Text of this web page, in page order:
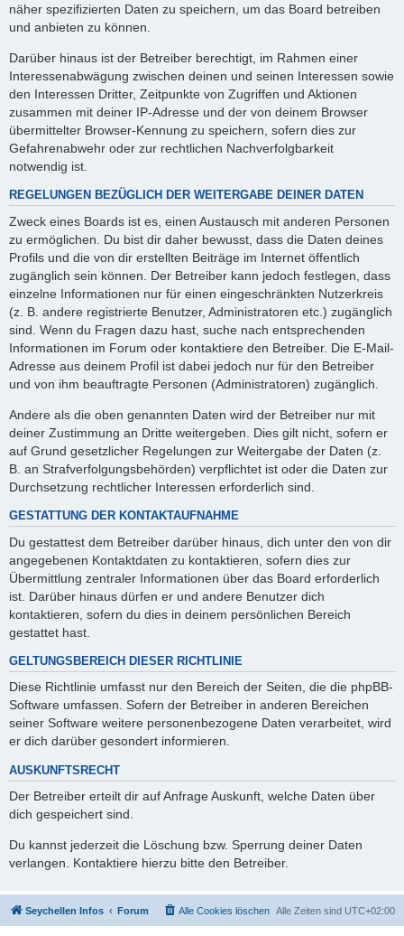
näher spezifizierten Daten zu speichern, um das Board betreiben
und anbieten zu können.
Darüber hinaus ist der Betreiber berechtigt, im Rahmen einer
Interessenabwägung zwischen deinen und seinen Interessen sowie
den Interessen Dritter, Zeitpunkte von Zugriffen und Aktionen
zusammen mit deiner IP-Adresse und der von deinem Browser
übermittelter Browser-Kennung zu speichern, sofern dies zur
Gefahrenabwehr oder zur rechtlichen Nachverfolgbarkeit
notwendig ist.
REGELUNGEN BEZÜGLICH DER WEITERGABE DEINER DATEN
Zweck eines Boards ist es, einen Austausch mit anderen Personen
zu ermöglichen. Du bist dir daher bewusst, dass die Daten deines
Profils und die von dir erstellten Beiträge im Internet öffentlich
zugänglich sein können. Der Betreiber kann jedoch festlegen, dass
einzelne Informationen nur für einen eingeschränkten Nutzerkreis
(z. B. andere registrierte Benutzer, Administratoren etc.) zugänglich
sind. Wenn du Fragen dazu hast, suche nach entsprechenden
Informationen im Forum oder kontaktiere den Betreiber. Die E-Mail-
Adresse aus deinem Profil ist dabei jedoch nur für den Betreiber
und von ihm beauftragte Personen (Administratoren) zugänglich.
Andere als die oben genannten Daten wird der Betreiber nur mit
deiner Zustimmung an Dritte weitergeben. Dies gilt nicht, sofern er
auf Grund gesetzlicher Regelungen zur Weitergabe der Daten (z.
B. an Strafverfolgungsbehörden) verpflichtet ist oder die Daten zur
Durchsetzung rechtlicher Interessen erforderlich sind.
GESTATTUNG DER KONTAKTAUFNAHME
Du gestattest dem Betreiber darüber hinaus, dich unter den von dir
angegebenen Kontaktdaten zu kontaktieren, sofern dies zur
Übermittlung zentraler Informationen über das Board erforderlich
ist. Darüber hinaus dürfen er und andere Benutzer dich
kontaktieren, sofern du dies in deinem persönlichen Bereich
gestattet hast.
GELTUNGSBEREICH DIESER RICHTLINIE
Diese Richtlinie umfasst nur den Bereich der Seiten, die die phpBB-
Software umfassen. Sofern der Betreiber in anderen Bereichen
seiner Software weitere personenbezogene Daten verarbeitet, wird
er dich darüber gesondert informieren.
AUSKUNFTSRECHT
Der Betreiber erteilt dir auf Anfrage Auskunft, welche Daten über
dich gespeichert sind.
Du kannst jederzeit die Löschung bzw. Sperrung deiner Daten
verlangen. Kontaktiere hierzu bitte den Betreiber.
Seychellen Infos Forum Alle Zeiten sind UTC+02:00
Alle Cookies löschen